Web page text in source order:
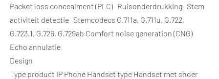
Packet loss concealment (PLC) Ruisonderdrukking Stem
activiteit detectie Stemcodecs G.711a, G.711u, G.722,
G.723.1, G.726, G.729ab Comfort noise generation (CNG)
Echo annulatie
Design
Type product IP Phone Handset type Handset met snoer